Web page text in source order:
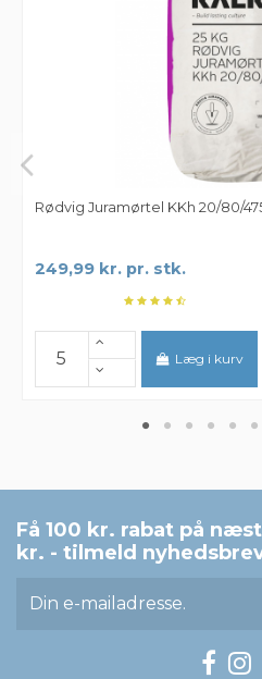
Rødvig Juramørtel KKh 20/80/
249,99 kr. pr. stk.
Læg i kurv
Få 100 kr. rabat på
kr. - tilmeld